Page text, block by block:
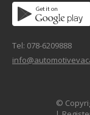
Tel: 078-6209888
©